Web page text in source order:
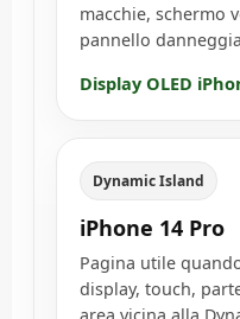
macchie, schermo
pannello
Display OLED
Dynamic Island
iPhone 14 Pro
Pagina utile
display, touch,